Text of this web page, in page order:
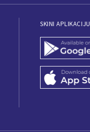
SKINI APLIKACIJU